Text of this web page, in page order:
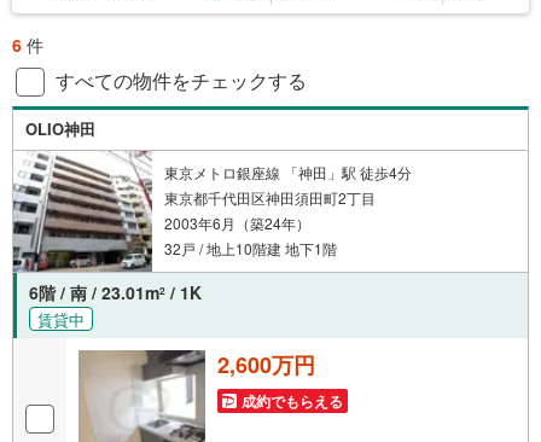
6 件
すべての物件をチェックする
OLIO神田
東京メトロ銀座線 「神田」駅 徒歩4分
東京都千代田区神田須田町2丁目
2003年6月（築24年）
32戸 / 地上10階建 地下1階
6階 / 南 / 23.01m2 / 1K
賃貸中
2,600万円
成約でもらえる